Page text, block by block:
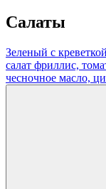
Салаты
Зеленый с креветкой
салат фриллис,
чесночное масло,